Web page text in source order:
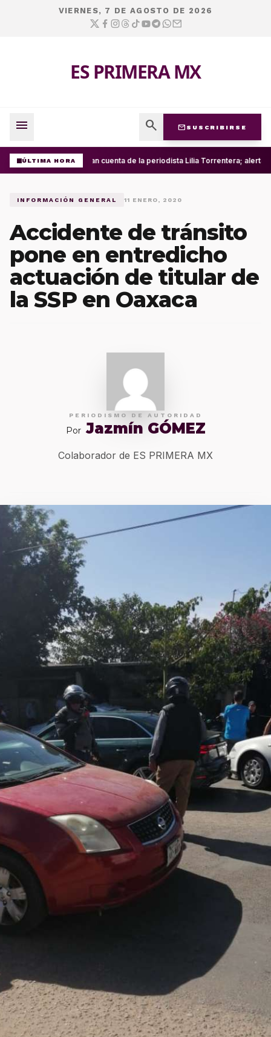
VIERNES, 7 DE AGOSTO DE 2026
ES PRIMERA MX
menu search mail SUSCRIBIRSE
ÚLTIMA HORARoban cuenta de la periodista Lilia Torrentera; alerta
INFORMACIÓN GENERAL 11 ENERO, 2020
Accidente de tránsito
pone en entredicho
actuación de titular de
la SSP en Oaxaca
PERIODISMO DE AUTORIDAD
Por Jazmín GÓMEZ
Colaborador de ES PRIMERA MX